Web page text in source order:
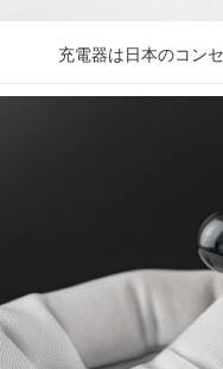
充電器は日本のコン